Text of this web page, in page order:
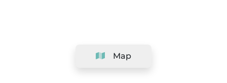
Map